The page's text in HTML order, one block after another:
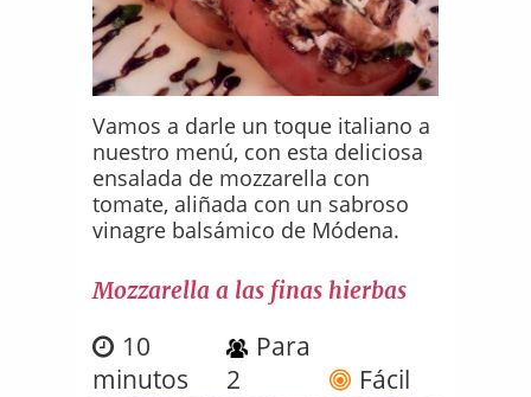
Vamos a darle un toque italiano a
nuestro menú, con esta deliciosa
ensalada de mozzarella con
tomate, aliñada con un sabroso
vinagre balsámico de Módena.
Mozzarella a las finas hierbas
10
minutos
Para
2
Fácil